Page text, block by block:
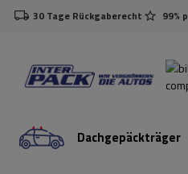
30 Tage Rückgaberecht 99%
Dachgepäckträger